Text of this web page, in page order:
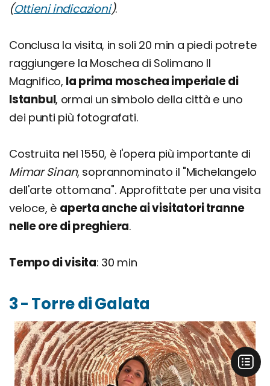
(Ottieni indicazioni).
Conclusa la visita, in soli 20 min a piedi potrete
raggiungere la Moschea di Solimano Il
Magnifico, la prima moschea imperiale di
Istanbul, ormai un simbolo della città e uno
dei punti più fotografati.
Costruita nel 1550, è l'opera più importante di
Mimar Sinan, soprannominato il "Michelangelo
dell'arte ottomana". Approfittate per una visita
veloce, è aperta anche ai visitatori tranne
nelle ore di preghiera.
Tempo di visita: 30 min
3 - Torre di Galata